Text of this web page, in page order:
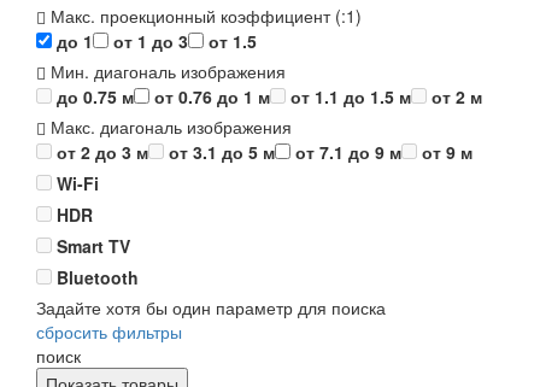
Макс. проекционный коэффициент (:1)
до 1
от 1 до 3
от 1.5
Мин. диагональ изображения
до 0.75 м
от 0.76 до 1 м от 1.1 до 1.5 м
от 2 м
Макс. диагональ изображения
от 2 до 3 м
от 3.1 до 5 м от 7.1 до 9 м
от 9 м
Wi-Fi
HDR
Smart TV
Bluetooth
Задайте хотя бы один параметр для поиска
сбросить фильтры
поиск